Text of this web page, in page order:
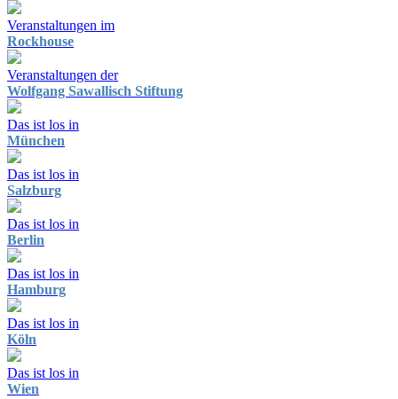
Veranstaltungen im
Rockhouse
Veranstaltungen der
Wolfgang Sawallisch Stiftung
Das ist los in
München
Das ist los in
Salzburg
Das ist los in
Berlin
Das ist los in
Hamburg
Das ist los in
Köln
Das ist los in
Wien